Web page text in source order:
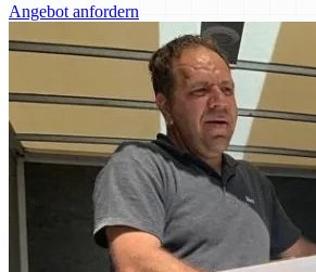
Angebot anfordern